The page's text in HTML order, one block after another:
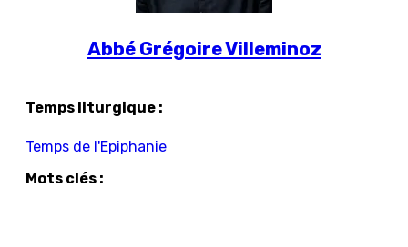
Abbé Grégoire Villeminoz
Temps liturgique :
Temps de l'Epiphanie
Mots clés :